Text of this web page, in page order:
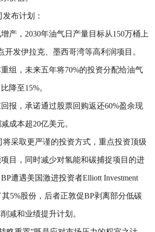
布计划：
产，2030年油气日产量目标从150万桶上
开发伊拉克、墨西哥湾等高利润项目。
组，未来五年将70%的投资分配给油气
降至15%。
报，承诺通过股票回购返还60%盈余现
成本超20亿美元。
将采取更严谨的投资方式，重点投资顶级
目，同时减少对氢能和碳捕捉项目的进
遭遇美国激进投资者Elliott Investment
其5%股份，后者正敦促BP剥离部分低碳
减和业绩提升计划。